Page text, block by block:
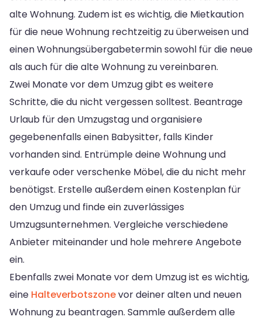
alte Wohnung. Zudem ist es wichtig, die Mietkaution
für die neue Wohnung rechtzeitig zu überweisen und
einen Wohnungsübergabetermin sowohl für die neue
als auch für die alte Wohnung zu vereinbaren.
Zwei Monate vor dem Umzug gibt es weitere
Schritte, die du nicht vergessen solltest. Beantrage
Urlaub für den Umzugstag und organisiere
gegebenenfalls einen Babysitter, falls Kinder
vorhanden sind. Entrümple deine Wohnung und
verkaufe oder verschenke Möbel, die du nicht mehr
benötigst. Erstelle außerdem einen Kostenplan für
den Umzug und finde ein zuverlässiges
Umzugsunternehmen. Vergleiche verschiedene
Anbieter miteinander und hole mehrere Angebote
ein.
Ebenfalls zwei Monate vor dem Umzug ist es wichtig,
eine Halteverbotszonevor deiner alten und neuen
Wohnung zu beantragen. Sammle außerdem alle